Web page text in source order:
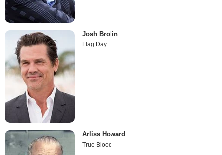
Josh Brolin
Flag Day
Arliss Howard
True Blood